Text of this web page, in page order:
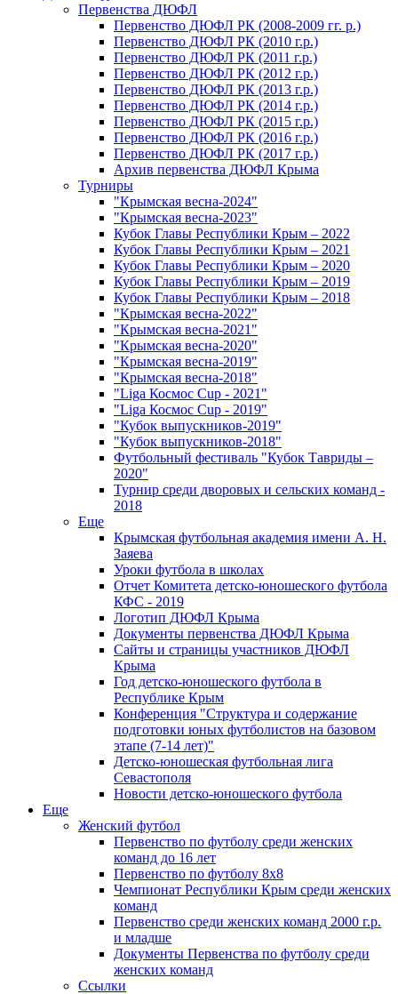
Первенства ДЮФЛ
Первенство ДЮФЛ РК (2008-2009 гг. р.)
Первенство ДЮФЛ РК (2010 г.р.)
Первенство ДЮФЛ РК (2011 г.р.)
Первенство ДЮФЛ РК (2012 г.р.)
Первенство ДЮФЛ РК (2013 г.р.)
Первенство ДЮФЛ РК (2014 г.р.)
Первенство ДЮФЛ РК (2015 г.р.)
Первенство ДЮФЛ РК (2016 г.р.)
Первенство ДЮФЛ РК (2017 г.р.)
Архив первенства ДЮФЛ Крыма
Турниры
"Крымская весна-2024"
"Крымская весна-2023"
Кубок Главы Республики Крым – 2022
Кубок Главы Республики Крым – 2021
Кубок Главы Республики Крым – 2020
Кубок Главы Республики Крым – 2019
Кубок Главы Республики Крым – 2018
"Крымская весна-2022"
"Крымская весна-2021"
"Крымская весна-2020"
"Крымская весна-2019"
"Крымская весна-2018"
"Liga Космос Cup - 2021"
"Liga Космос Cup - 2019"
"Кубок выпускников-2019"
"Кубок выпускников-2018"
Футбольный фестиваль "Кубок Тавриды –
2020"
Турнир среди дворовых и сельских команд -
2018
Еще
Крымская футбольная академия имени А. Н.
Заяева
Уроки футбола в школах
Отчет Комитета детско-юношеского футбола
КФС - 2019
Логотип ДЮФЛ Крыма
Документы первенства ДЮФЛ Крыма
Сайты и страницы участников ДЮФЛ
Крыма
Год детско-юношеского футбола в
Республике Крым
Конференция "Структура и содержание
подготовки юных футболистов на базовом
этапе (7-14 лет)"
Детско-юношеская футбольная лига
Севастополя
Новости детско-юношеского футбола
Еще
Женский футбол
Первенство по футболу среди женских
команд до 16 лет
Первенство по футболу 8х8
Чемпионат Республики Крым среди женских
команд
Первенство среди женских команд 2000 г.р.
и младше
Документы Первенства по футболу среди
женских команд
Ссылки